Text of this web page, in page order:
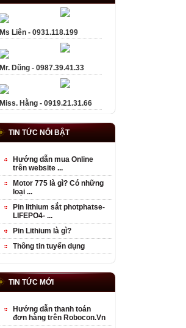
Ms Liên - 0931.118.199
Mr. Dũng - 0987.39.41.33
Miss. Hằng - 0919.21.31.66
TIN TỨC NỔI BẬT
Hướng dẫn mua Online
trên website ...
Motor 775 là gì? Có những
loại ...
Pin lithium sắt photphatse-
LIFEPO4- ...
Pin Lithium là gì?
Thông tin tuyển dụng
TIN TỨC MỚI
Hướng dẫn thanh toán
đơn hàng trên Robocon.Vn